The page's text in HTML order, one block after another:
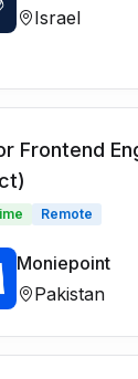
Israel
Frontend
Remote
Moniepoint
Pakistan